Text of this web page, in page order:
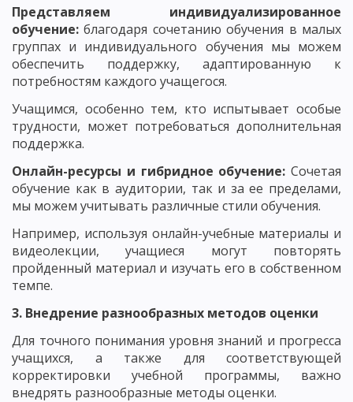
Представляем индивидуализированное
обучение:благодаря сочетанию обучения в малых
группах и индивидуального обучения мы можем
обеспечить поддержку, адаптированную к
потребностям каждого учащегося.
Учащимся, особенно тем, кто испытывает особые
трудности, может потребоваться дополнительная
поддержка.
Онлайн-ресурсы и гибридное обучение: Сочетая
обучение как в аудитории, так и за ее пределами,
мы можем учитывать различные стили обучения.
Например, используя онлайн-учебные материалы и
видеолекции, учащиеся могут повторять
пройденный материал и изучать его в собственном
темпе.
3. Внедрение разнообразных методов оценки
Для точного понимания уровня знаний и прогресса
учащихся, а также для соответствующей
корректировки учебной программы, важно
внедрять разнообразные методы оценки.